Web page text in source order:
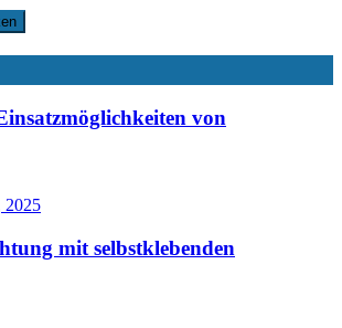
von
2025
mit selbstklebenden